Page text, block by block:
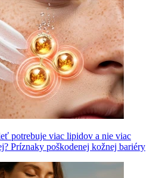
potrebuje viac lipidov a nie viac
Príznaky poškodenej kožnej bariéry